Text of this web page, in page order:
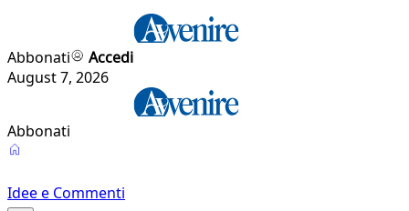
Abbonati
Accedi
August 7, 2026
Abbonati
Idee e Commenti